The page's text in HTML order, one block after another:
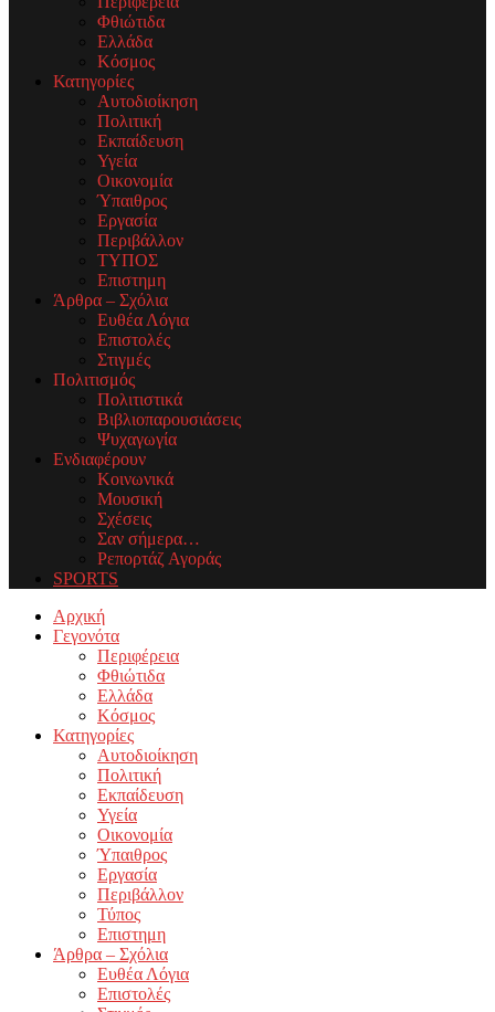
Φθιώτιδα
Ελλάδα
Κόσμος
Κατηγορίες
Αυτοδιοίκηση
Πολιτική
Εκπαίδευση
Υγεία
Οικονομία
Ύπαιθρος
Εργασία
Περιβάλλον
ΤΥΠΟΣ
Επιστημη
Άρθρα – Σχόλια
Ευθέα Λόγια
Επιστολές
Στιγμές
Πολιτισμός
Πολιτιστικά
Βιβλιοπαρουσιάσεις
Ψυχαγωγία
Ενδιαφέρουν
Κοινωνικά
Μουσική
Σχέσεις
Σαν σήμερα…
Ρεπορτάζ Αγοράς
SPORTS
Facebook
Twitter
Instagram
Youtube
Email
Αρχική
Γεγονότα
Περιφέρεια
Φθιώτιδα
Ελλάδα
Κόσμος
Κατηγορίες
Αυτοδιοίκηση
Πολιτική
Εκπαίδευση
Υγεία
Οικονομία
Ύπαιθρος
Εργασία
Περιβάλλον
Τύπος
Επιστημη
Άρθρα – Σχόλια
Ευθέα Λόγια
Επιστολές